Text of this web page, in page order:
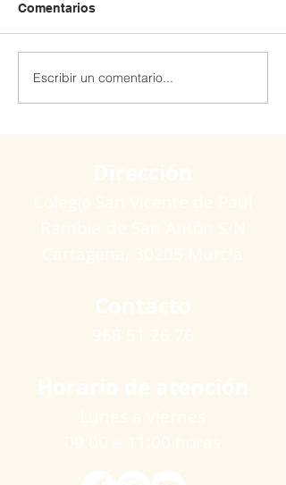
Extraescolar patinaje y
hockey línea 🏒🛼
Comentarios
Escribir un comentario...